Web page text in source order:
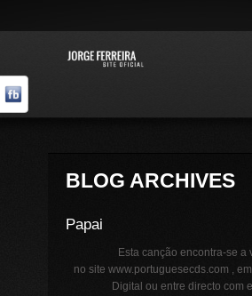
BLOG ARCHIVES
Papai
Esta canção encontra-se a
no site www.portuguesecds.com ,
Digital ou entre directo com